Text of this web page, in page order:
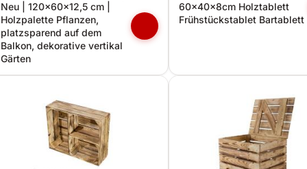
Neu | 120x60x12,5 cm |
Holzpalette Pflanzen,
platzsparend auf dem
Balkon, dekorative vertikal
Gärten
60x40x8cm Holztablett
Frühstückstablet Bartablett